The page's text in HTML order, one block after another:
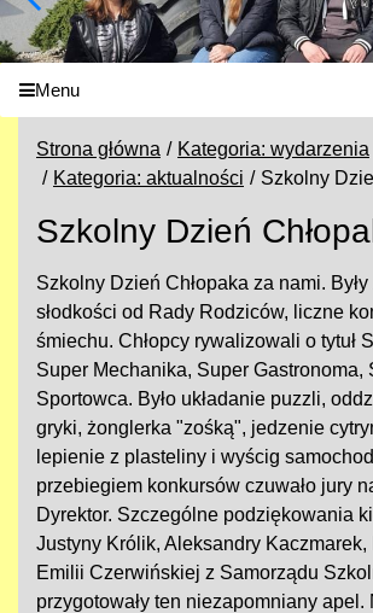
Menu
Strona główna
Kategoria: wydarzenia
Kategoria: aktualności
Szkolny
Szkolny Dzień
Szkolny Dzień Chłopaka za nami.
słodkości od Rady Rodziców, liczne
śmiechu. Chłopcy rywalizowali o tytuł
Super Mechanika, Super Gastronoma,
Sportowca. Było układanie puzzli,
gryki, żonglerka "zośką", jedzenie
lepienie z plasteliny i wyścig
przebiegiem konkursów czuwało jury
Dyrektor. Szczególne podziękowania
Justyny Królik, Aleksandry
Emilii Czerwińskiej z Samorządu
przygotowały ten niezapomniany apel.